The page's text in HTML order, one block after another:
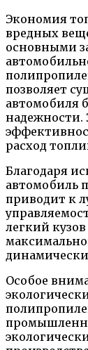
Экономия
вредных
основными
позволяет
автомобиля
надежности.
расход
Благодаря
автомобиль
приводит к
легкий
Особое